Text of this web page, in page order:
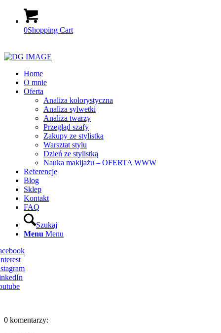
0Shopping Cart
Home
O mnie
Oferta
Analiza kolorystyczna
Analiza sylwetki
Analiza twarzy
Przegląd szafy
Zakupy ze stylistką
Warsztat stylu
Dzień ze stylistką
Nauka makijażu – OFERTA WWW
Referencje
Blog
Sklep
Kontakt
FAQ
Szukaj
Menu Menu
0 komentarzy: